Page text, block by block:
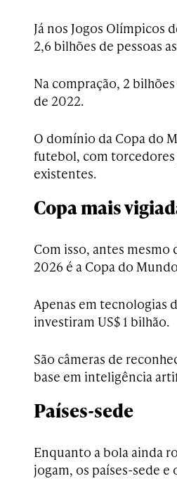
Já nos Jogos Olímpicos
2,6 bilhões de pessoas
Na compração, 2
de 2022.
O domínio da Copa do
futebol, com torcedores
existentes.
Copa mais
Com isso, antes mesmo
2026 é a Copa do
Apenas em tecnologias
investiram US$ 1 bilhão.
São câmeras de
base em inteligência
Países-sede
Enquanto a bola ainda
jogam, os países-sede